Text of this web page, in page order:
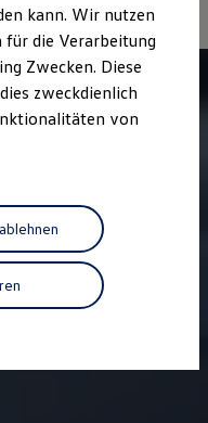
kann. Wir nutzen
die Verarbeitung
Zwecken. Diese
zweckdienlich
von